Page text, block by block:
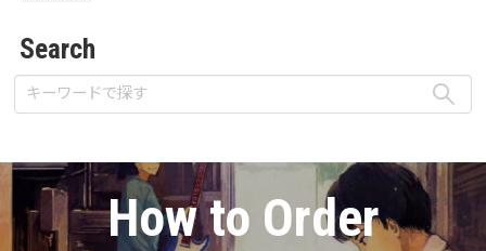
Search
How to Order